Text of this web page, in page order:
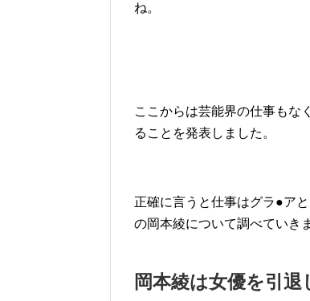
ね。
ここからは芸能界の仕事もな
ることを発表しました。
正確に言うと仕事はグラ●ア
の岡本綾について調べていき
岡本綾は女優を引退